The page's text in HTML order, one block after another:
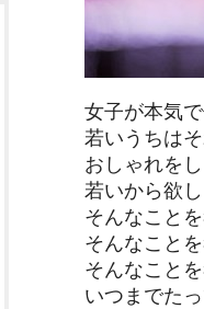
女子が本気
若いうちは
おしゃれを
若いから欲
そんなこと
そんなこと
そんなこと
いつまでた